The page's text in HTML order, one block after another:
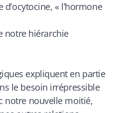
« l’hormone
notre hiérarchie
expliquent en partie
le besoin irrépressible
notre nouvelle moitié,